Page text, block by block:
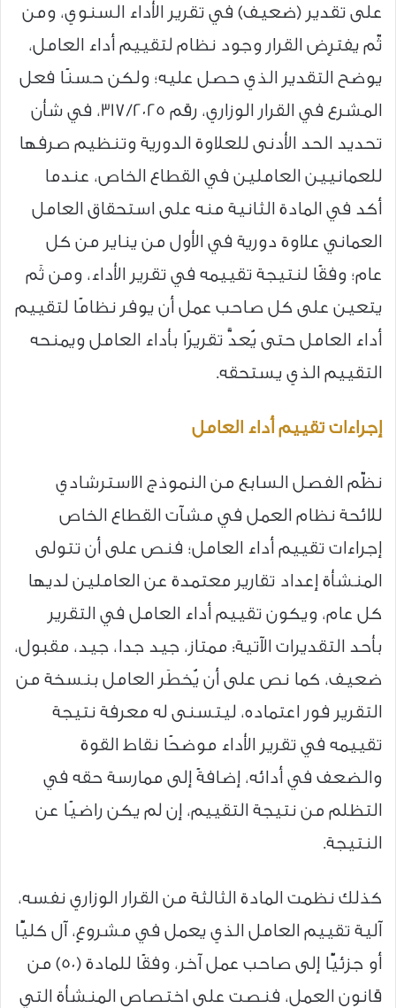
على تقدير (ضعيف) في تقرير الأداء السنوي، ومن
ثّم يفترِض القرار وجود نظام لتقييم أداء العامل،
يوضح التقدير الذي حصل عليه؛ ولكن حسنًا فعل
المشرع في القرار الوزاري، رقم 317/2025، في شأن
تحديد الحد الأدنى للعلاوة الدورية وتنظيم صرفها
للعمانيين العاملين في القطاع الخاص، عندما
أكد في المادة الثانية منه على استحقاق العامل
العماني علاوة دورية في الأول من يناير من كل
عام؛ وفقًا لنتيجة تقييمه في تقرير الأداء، ومن ثَم
يتعين على كل صاحب عمل أن يوفر نظامًا لتقييم
أداء العامل حتى يُعدَّ تقريرًا بأداء العامل ويمنحه
التقييم الذي يستحقه.
إجراءات تقييم أداء العامل
نظّم الفصل السابع من النموذج الاسترشادي
للائحة نظام العمل في مشآت القطاع الخاص
إجراءات تقييم أداء العامل؛ فنص على أن تتولى
المنشأة إعداد تقارير معتمدة عن العاملين لديها
كل عام، ويكون تقييم أداء العامل في التقرير
بأحد التقديرات الآتية: ممتاز، جيد جدا، جيد، مقبول،
ضعيف، كما نص على أن يُخطَر العامل بنسخة من
التقرير فور اعتماده، ليتسنى له معرفة نتيجة
تقييمه في تقرير الأداء موضحًا نقاط القوة
والضعف في أدائه، إضافةً إلى ممارسة حقه في
التظلم من نتيجة التقييم، إن لم يكن راضيًا عن
النتيجة.
كذلك نظمت المادة الثالثة من القرار الوزاري نفسه،
آلية تقييم العامل الذي يعمل في مشروعٍ، آل كليًّا
أو جزئيًّا إلى صاحب عمل آخر، وفقًا للمادة (50) من
قانون العمل، فنصت على اختصاص المنشأة التي